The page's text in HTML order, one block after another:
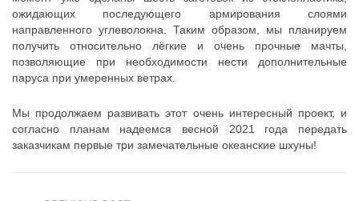
ожидающих последующего армирования слоями
направленного углеволокна. Таким образом, мы планируем
получить относительно лёгкие и очень прочные мачты,
позволяющие при необходимости нести дополнительные
паруса при умеренных ветрах.
Мы продолжаем развивать этот очень интересный проект, и
согласно планам надеемся весной 2021 года передать
заказчикам первые три замечательные океанские шхуны!